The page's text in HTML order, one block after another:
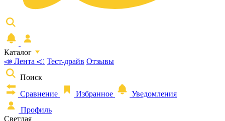
Каталог
📣 Лента 📣 Тест-драйв Отзывы
Поиск
Сравнение
Избранное
Уведомления
Профиль
Светлая